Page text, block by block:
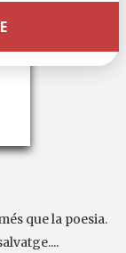
que la poesia.